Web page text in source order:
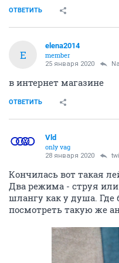
ОТВЕТИТЬ
E
elena2014
member
25 января 2020
в интернет магазине
ОТВЕТИТЬ
Vld
only vag
28 января 2020
Кончилась вот такая
Два режима - струя
шлангу как у душа.
посмотреть такую же